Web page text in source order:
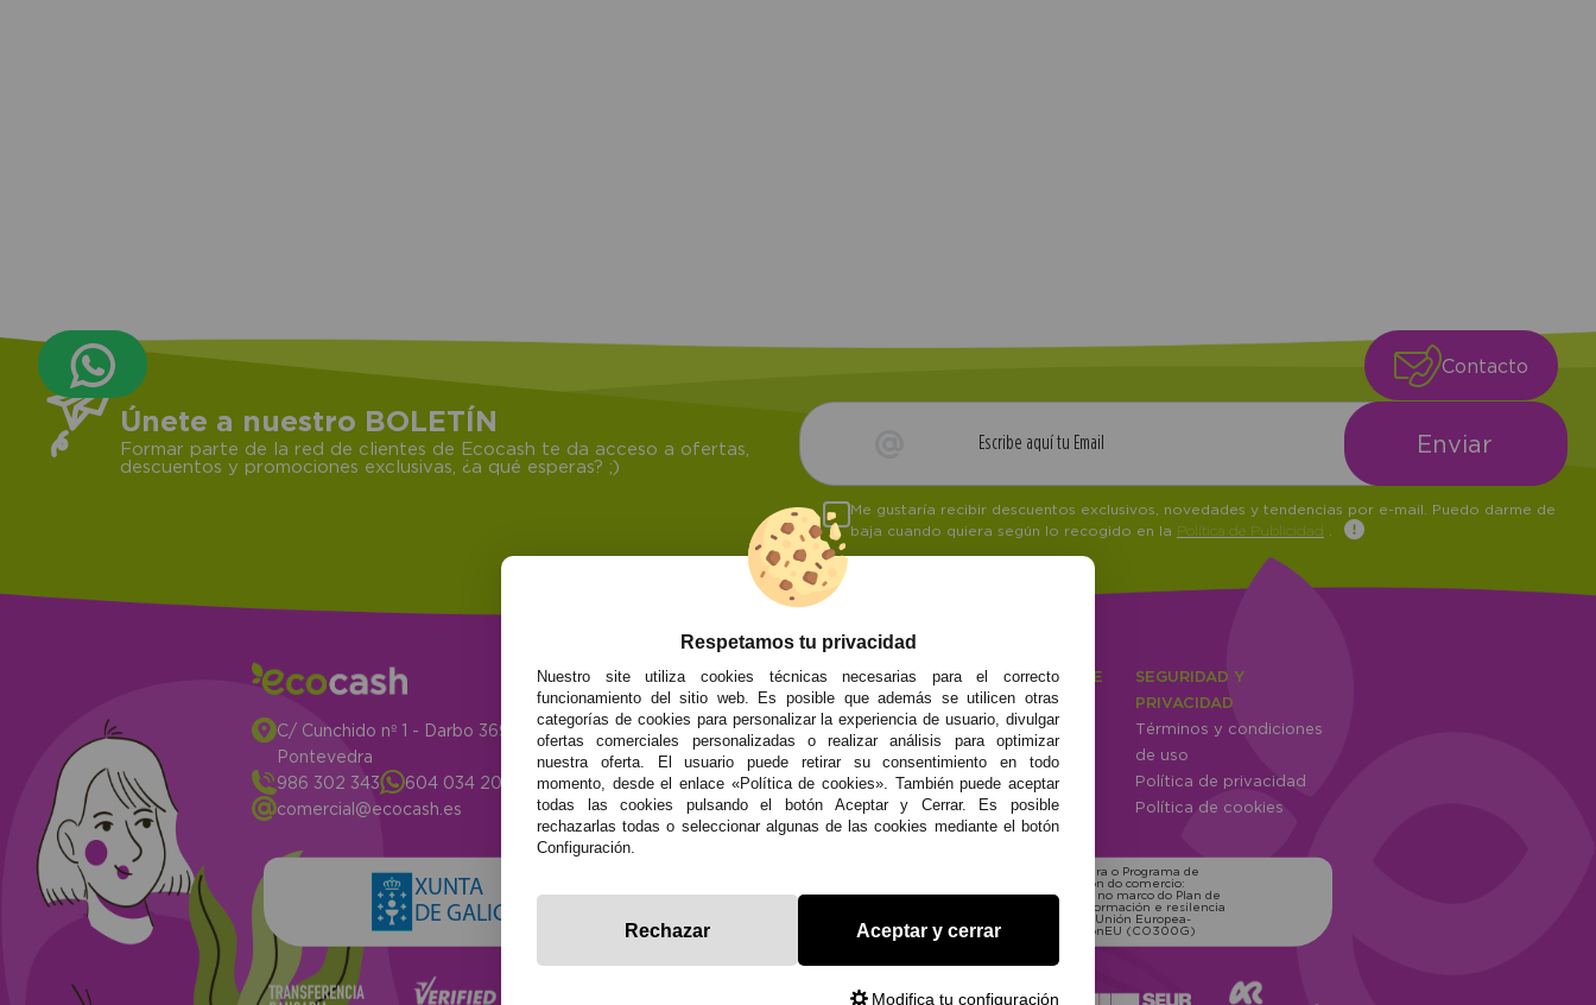
Únete a nuestro BOLETÍN
Formar parte de la red de clientes de Ecocash te da acceso a ofertas,
descuentos y promociones exclusivas, ¿a qué esperas? ;)
Me gustaría recibir descuentos exclusivos, novedades y tendencias por e-mail. Puedo darme de
baja cuando quiera según lo recogido en la Política de Publicidad
C/ Cunchido nº 1 - Darbo 36940 Cangas
Pontevedra
986 302 343
604 034 204
comercial@ecocash.es
NOSOTROS
Quiénes somos
Info
ATENCIÓN AL CLIENTE
Envíos y devoluciones
Formas de pago
Preguntas Frecuentes
Contacto
SEGURIDAD Y
PRIVACIDAD
Términos y condiciones
de uso
Política de privacidad
Política de cookies
XUNTA
DE GALICIA
Unión Europea
Subvencións para o Programa de
modernización do comercio:
Fondo Tecnolóxico, no marco do Plan de
recuperación, transformación e resilencia
finaciado pola Unión Europea-
NextGenerationEU (CO300G)
Contacto
Respetamos tu privacidad
Nuestro site utiliza cookies técnicas necesarias para el correcto
funcionamiento del sitio web. Es posible que además se utilicen otras
categorías de cookies para personalizar la experiencia de usuario, divulgar
ofertas comerciales personalizadas o realizar análisis para optimizar
nuestra oferta. El usuario puede retirar su consentimiento en todo
momento, desde el enlace «Política de cookies». También puede aceptar
todas las cookies pulsando el botón Aceptar y Cerrar. Es posible
rechazarlas todas o seleccionar algunas de las cookies mediante el botón
Configuración.
Rechazar Aceptar y cerrar
Modifica tu configuración